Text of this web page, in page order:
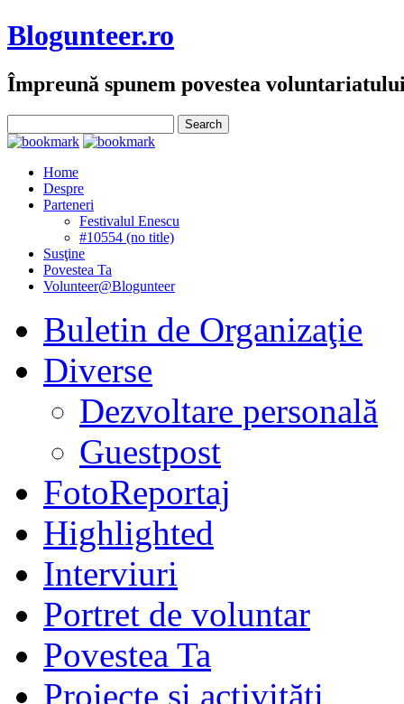
Blogunteer.ro
Împreună spunem povestea
Home
Despre
Parteneri
Festivalul Enescu
#10554 (no title)
Susţine
Povestea Ta
Volunteer@Blogunteer
Buletin de Organizaţie
Diverse
Dezvoltare personală
Guestpost
FotoReportaj
Highlighted
Interviuri
Portret de voluntar
Povestea Ta
Proiecte şi activităţi